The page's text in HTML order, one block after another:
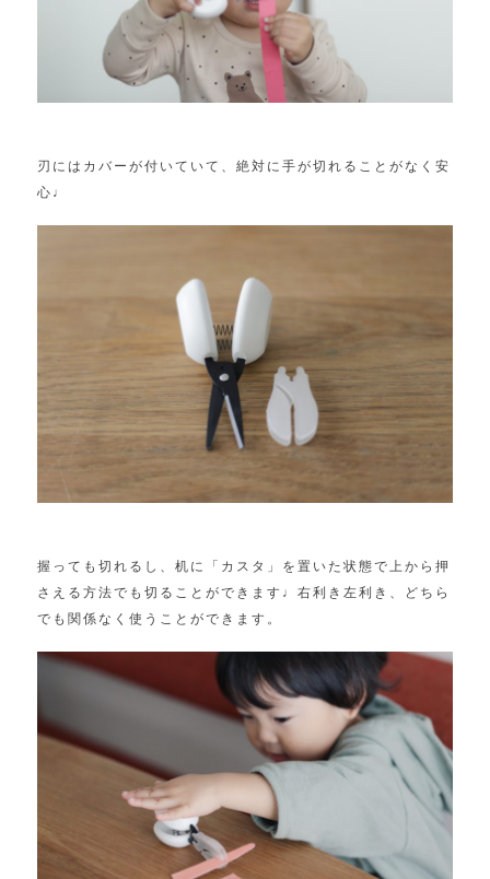
刃にはカバーが付いていて、絶対に手が切れることがなく安
心♩
握っても切れるし、机に「カスタ」
を置いた状態で上から押
さえる方法でも切ることができます♩ 右利き左利き、どちら
でも関係なく使うことができます。